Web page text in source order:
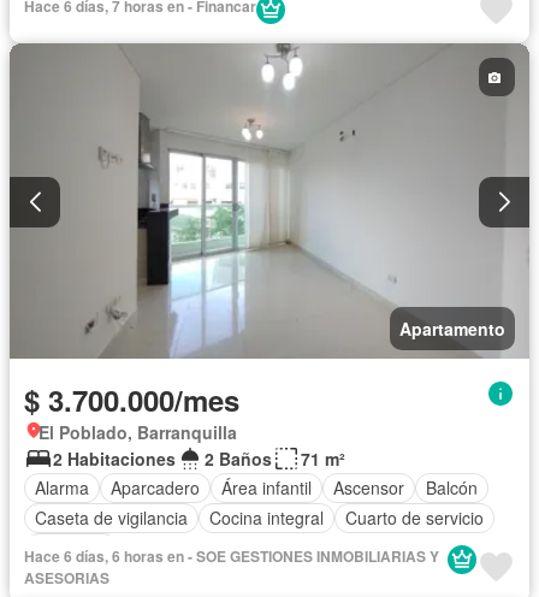
Hace 6 días, 7 horas en - Financar
Apartamento
$ 3.700.000/mes
El Poblado, Barranquilla
2 Habitaciones
2 Baños
71 m²
Alarma
Aparcadero Área infantil Ascensor
Balcón
Caseta de vigilancia
Cocina integral
Cuarto de servicio
Gimnasio
Hace 6 días, 6 horas en - SOE GESTIONES INMOBILIARIAS Y
ASESORIAS